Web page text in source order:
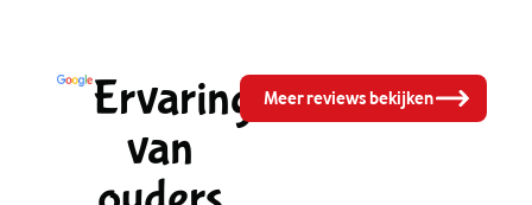
Ervaringen
van
Meer reviews bekijken